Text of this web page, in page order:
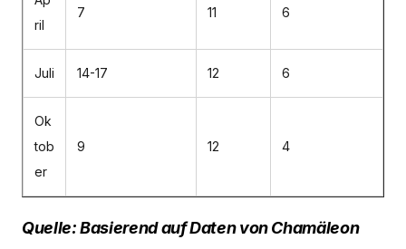
ril
7 11 6
Juli 14-17 12 6
Ok
tob
er
9 12 4
Quelle: Basierend auf Daten von Chamäleon